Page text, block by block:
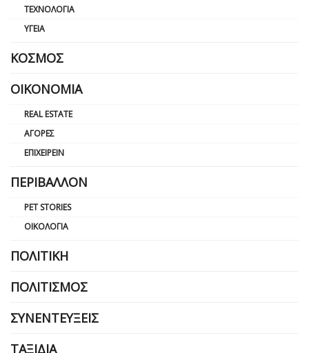
ΤΕΧΝΟΛΟΓΊΑ
ΥΓΕΊΑ
ΚΌΣΜΟΣ
ΟΙΚΟΝΟΜΊΑ
REAL ESTATE
ΑΓΟΡΈΣ
ΕΠΙΧΕΙΡΕΊΝ
ΠΕΡΙΒΆΛΛΟΝ
PET STORIES
ΟΙΚΟΛΟΓΊΑ
ΠΟΛΙΤΙΚΉ
ΠΟΛΙΤΙΣΜΌΣ
ΣΥΝΕΝΤΕΎΞΕΙΣ
ΤΑΞΊΔΙΑ